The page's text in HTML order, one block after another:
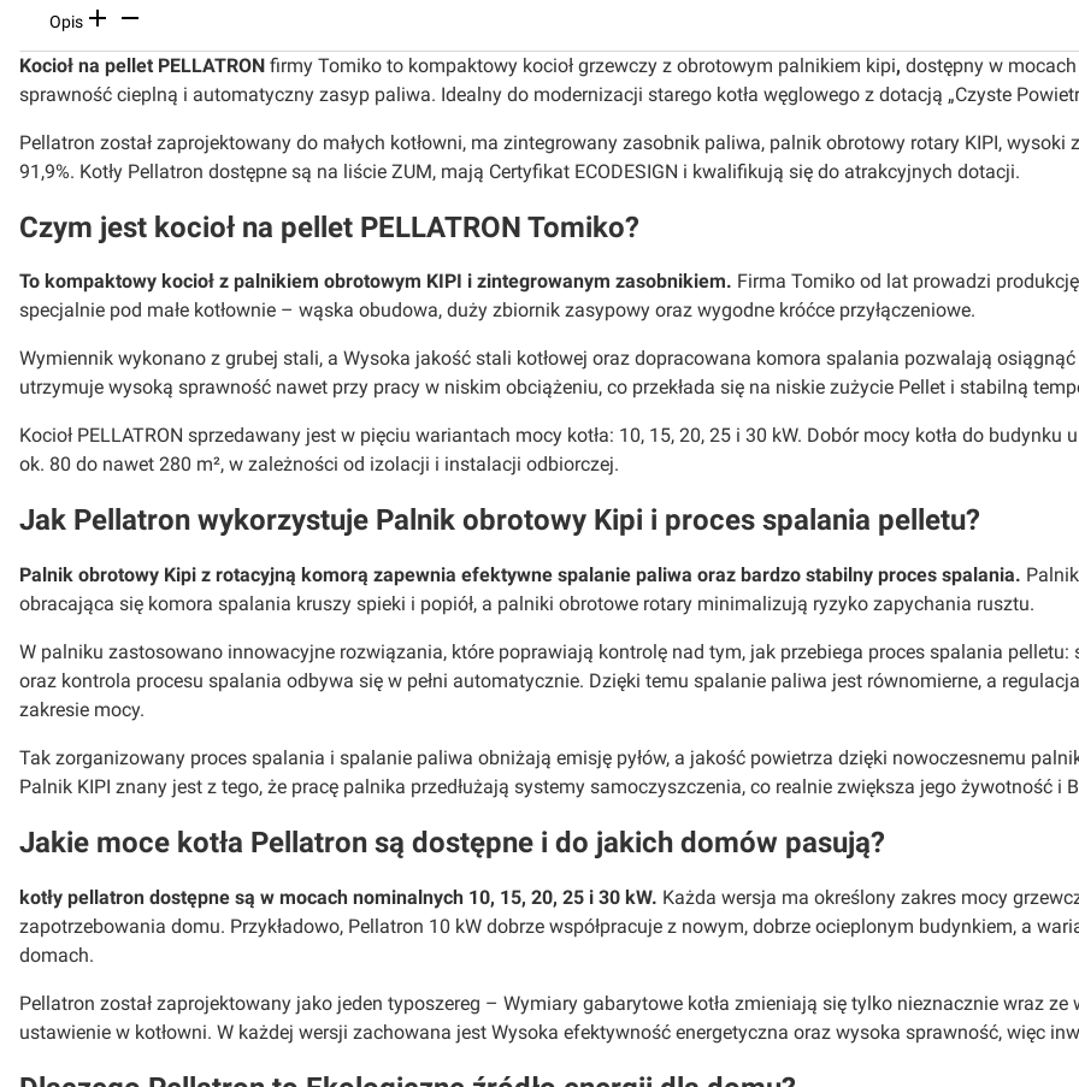
Opis
Kocioł na pellet PELLATRON firmy Tomiko to kompaktowy kocioł grzewczy z obrotowym palnikiem kipi, dostępny w
sprawność cieplną i automatyczny zasyp paliwa. Idealny do modernizacji starego kotła węglowego z dotacją „Czyste
Pellatron został zaprojektowany do małych kotłowni, ma zintegrowany zasobnik paliwa, palnik obrotowy rotary KIPI,
91,9%. Kotły Pellatron dostępne są na liście ZUM, mają Certyfikat ECODESIGN i kwalifikują się do atrakcyjnych dotacji.
Czym jest kocioł na pellet PELLATRON Tomiko?
To kompaktowy kocioł z palnikiem obrotowym KIPI i zintegrowanym zasobnikiem. Firma Tomiko od lat prowadzi
specjalnie pod małe kotłownie – wąska obudowa, duży zbiornik zasypowy oraz wygodne króćce przyłączeniowe.
Wymiennik wykonano z grubej stali, a Wysoka jakość stali kotłowej oraz dopracowana komora spalania pozwalają
utrzymuje wysoką sprawność nawet przy pracy w niskim obciążeniu, co przekłada się na niskie zużycie Pellet i stabilną
Kocioł PELLATRON sprzedawany jest w pięciu wariantach mocy kotła: 10, 15, 20, 25 i 30 kW. Dobór mocy kotła do
ok. 80 do nawet 280 m², w zależności od izolacji i instalacji odbiorczej.
Jak Pellatron wykorzystuje Palnik obrotowy Kipi i proces spalania pelletu?
Palnik obrotowy Kipi z rotacyjną komorą zapewnia efektywne spalanie paliwa oraz bardzo stabilny proces spalania.
obracająca się komora spalania kruszy spieki i popiół, a palniki obrotowe rotary minimalizują ryzyko zapychania rusztu.
W palniku zastosowano innowacyjne rozwiązania, które poprawiają kontrolę nad tym, jak przebiega proces spalania
oraz kontrola procesu spalania odbywa się w pełni automatycznie. Dzięki temu spalanie paliwa jest równomierne, a
zakresie mocy.
Tak zorganizowany proces spalania i spalanie paliwa obniżają emisję pyłów, a jakość powietrza dzięki nowoczesnemu
Palnik KIPI znany jest z tego, że pracę palnika przedłużają systemy samoczyszczenia, co realnie zwiększa jego żywotność i
Jakie moce kotła Pellatron są dostępne i do jakich domów pasują?
kotły pellatron dostępne są w mocach nominalnych 10, 15, 20, 25 i 30 kW. Każda wersja ma określony zakres mocy
zapotrzebowania domu. Przykładowo, Pellatron 10 kW dobrze współpracuje z nowym, dobrze ocieplonym budynkiem, a
domach.
Pellatron został zaprojektowany jako jeden typoszereg – Wymiary gabarytowe kotła zmieniają się tylko nieznacznie wraz
ustawienie w kotłowni. W każdej wersji zachowana jest Wysoka efektywność energetyczna oraz wysoka sprawność, więc